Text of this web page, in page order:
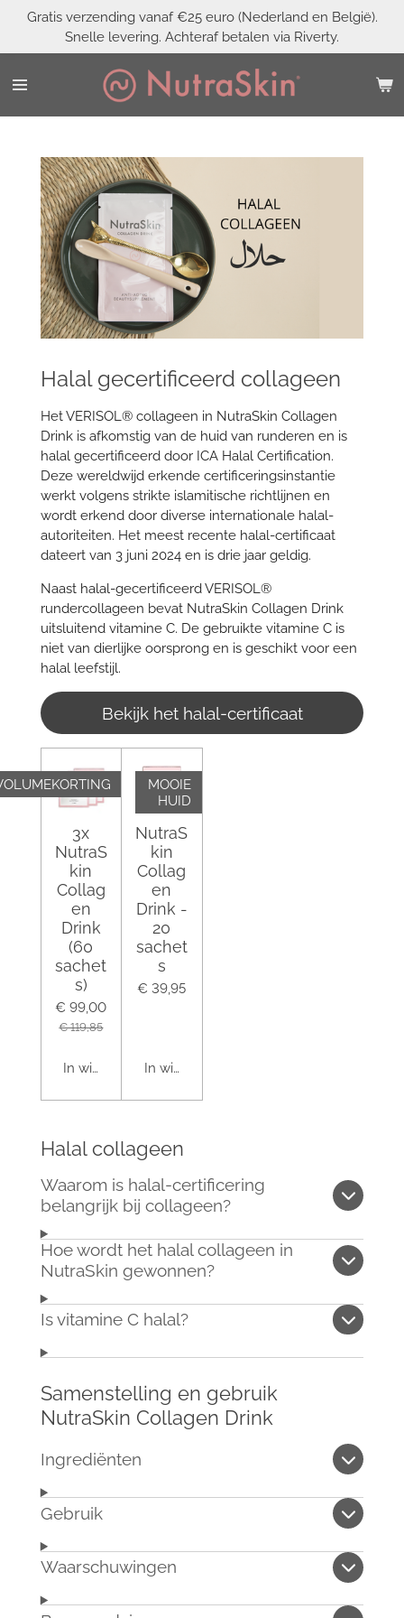
naar
de
Gratis verzending vanaf €25 euro (Nederland en België).
Snelle levering. Achteraf betalen via Riverty.
Halal gecertificeerd collageen
Het VERISOL® collageen in NutraSkin Collagen
Drink is afkomstig van de huid van runderen en is
halal gecertificeerd door ICA Halal Certification.
Deze wereldwijd erkende certificeringsinstantie
werkt volgens strikte islamitische richtlijnen en
wordt erkend door diverse internationale halal-
autoriteiten. Het meest recente halal-certificaat
dateert van 3 juni 2024 en is drie jaar geldig.
Naast halal-gecertificeerd VERISOL®
rundercollageen bevat NutraSkin Collagen Drink
uitsluitend vitamine C. De gebruikte vitamine C is
niet van dierlijke oorsprong en is geschikt voor een
halal leefstijl.
Bekijk het halal-certificaat
3x
NutraS
kin
Collag
en
Drink
(60
sachet
s)
€ 99,00
€ 119,85
In winkelwagen
MOOIE
HUID
NutraS
kin
Collag
en
Drink -
20
sachet
s
€ 39,95
In winkelwagen
Halal collageen
Waarom is halal-certificering
belangrijk bij collageen?
Hoe wordt het halal collageen in
NutraSkin gewonnen?
Is vitamine C halal?
Samenstelling en gebruik
NutraSkin Collagen Drink
Ingrediënten
Gebruik
Waarschuwingen